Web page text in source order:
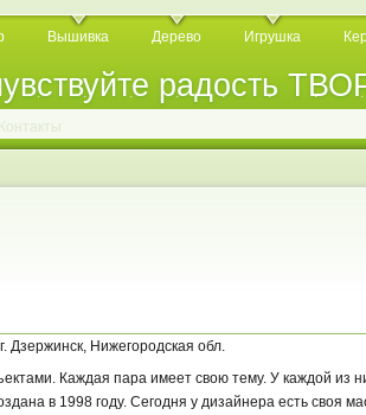
радость
Вышивка Дерево Игрушка
. . . . . . . .
Контакты
Дзержинск, Нижегородская обл.
Каждая пара имеет свою тему. У каждой из
в 1998 году. Сегодня у дизайнера есть своя